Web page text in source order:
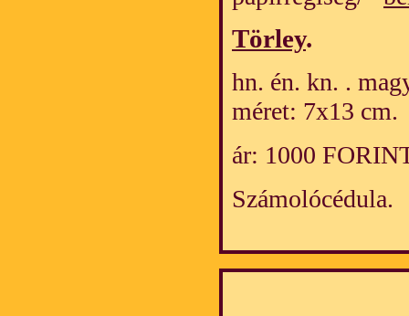
Törley.
hn. én. kn. .
méret: 7x13 cm.
ár: 1000
Számolócédula.